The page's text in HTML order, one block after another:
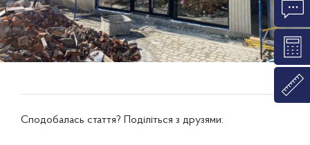
Сподобалась стаття? Поділіться з друзями: